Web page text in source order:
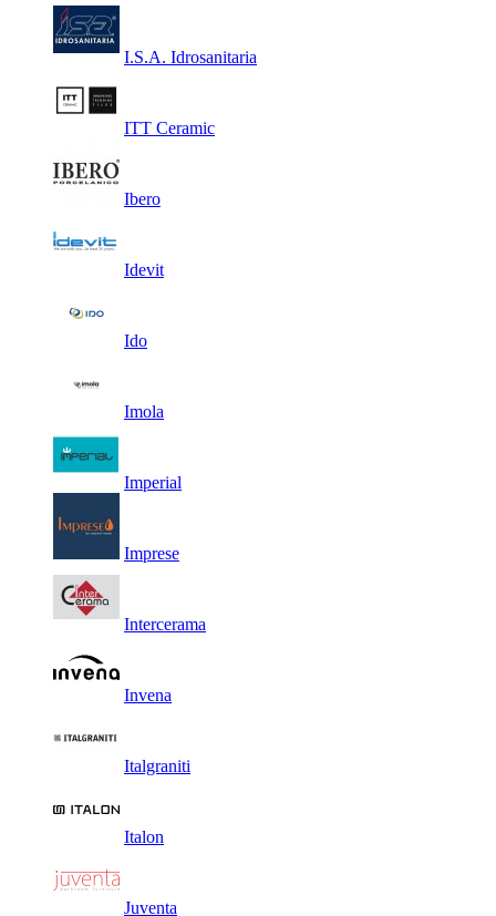
I.S.A. Idrosanitaria
ITT Ceramic
Ibero
Idevit
Ido
Imola
Imperial
Imprese
Intercerama
Invena
Italgraniti
Italon
Juventa